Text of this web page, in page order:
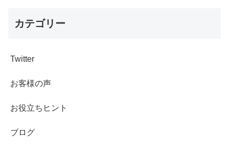
カテゴリー
Twitter
お客様の声
お役立ちヒント
ブログ